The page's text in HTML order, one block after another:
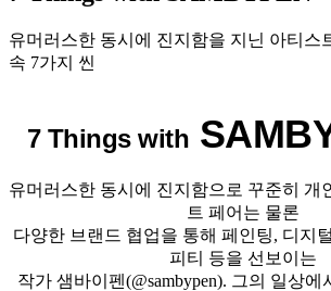
유머러스한 동시에 진지함을 지닌 아티스
속 7가지 씬
7 Things with
유머러스한 동시에 진지함으로 꾸준히 개
트 페어는 물론
다양한 브랜드 협업을 통해 페인팅, 디지
피티 등을 선보이는
작가 샘바이펜(@sambypen). 그의 일상